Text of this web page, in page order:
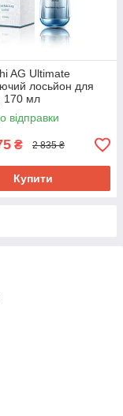
AG Ultimate
лосьйон для
170 мл
відправки
₴ 2 835 ₴
Купити